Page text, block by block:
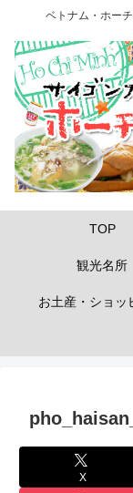
ベトナム・ホー
TOP
観光名所
お土産・ショッ
X